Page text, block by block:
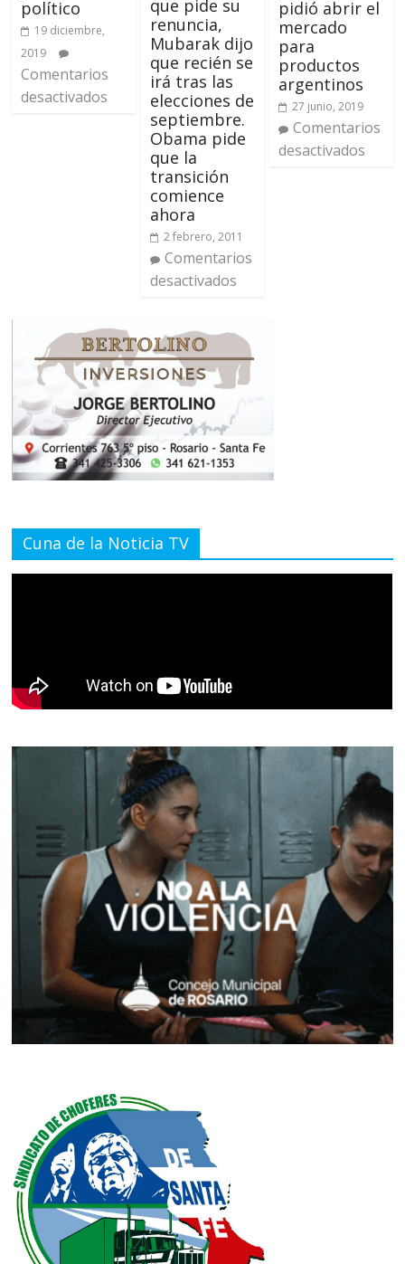
político
19 diciembre,
2019
Comentarios
desactivados
que pide su
renuncia,
Mubarak dijo
que recién se
irá tras las
elecciones de
septiembre.
Obama pide
que la
transición
comience
ahora
2 febrero, 2011
Comentarios
desactivados
pidió abrir el
mercado
para
productos
argentinos
27 junio, 2019
Comentarios
desactivados
Cuna de la Noticia TV